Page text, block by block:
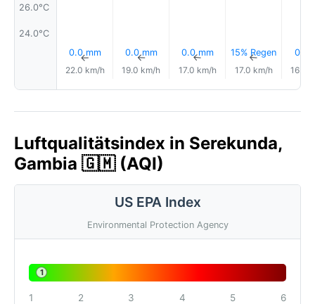
26.0°C
24.0°C
0.0 mm
↑
22.0 km/h
0.0 mm
↑
19.0 km/h
0.0 mm
↑
17.0 km/h
15% Regen
↑
17.0 km/h
0.1
16.0
Luftqualitätsindex in Serekunda,
Gambia 🇬🇲 (AQI)
US EPA Index
Environmental Protection Agency
1
1 2 3 4 5 6